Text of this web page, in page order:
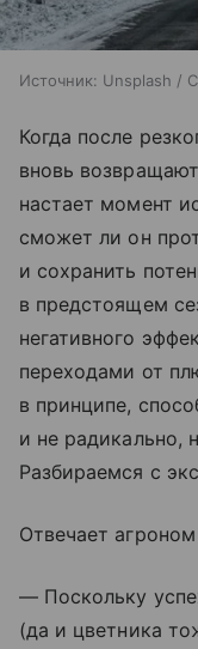
Источник: Unsplash /
Когда после
вновь
настает момент
сможет ли он
и сохранить
в предстоящем
негативного
переходами от
в принципе,
и не радикально,
Разбираемся с
Отвечает
— Поскольку
(да и цветника